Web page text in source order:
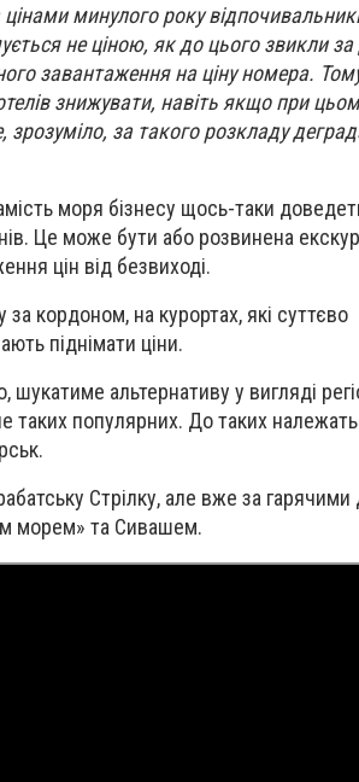
минулого року
не ціною, як до цього звикли за
завантаження на ціну номера.
знижувати, навіть якщо при
за такого розкладу
моря бізнесу щось-таки
Це може бути або розвинена
цін від безвиході.
за кордоном, на курортах, які суттєво
піднімати ціни.
альтернативу у вигляді
таких популярних. До таких
Стрілку, але вже за
морем» та Сивашем.